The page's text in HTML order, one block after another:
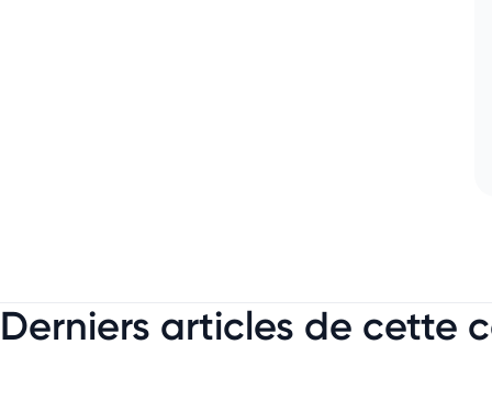
Derniers articles de cette